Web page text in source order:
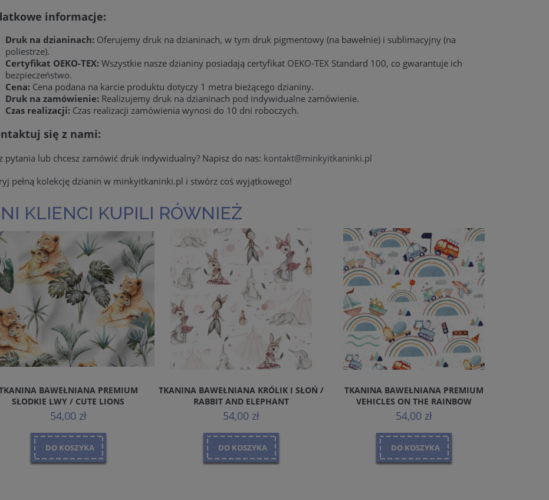
informacje:
Druk na dzianinach: Oferujemy druk na dzianinach, w tym druk pigmentowy (na bawełnie) i sublimacyjny (na
poliestrze).
Certyfikat OEKO-TEX: Wszystkie nasze dzianiny posiadają certyfikat OEKO-TEX Standard 100, co gwarantuje ich
bezpieczeństwo.
Cena: Cena podana na karcie produktu dotyczy 1 metra bieżącego dzianiny.
Druk na zamówienie: Realizujemy druk na dzianinach pod indywidualne zamówienie.
Czas realizacji: Czas realizacji zamówienia wynosi do 10 dni roboczych.
się z nami:
pytania lub chcesz zamówić druk indywidualny? Napisz do nas: kontakt@minkyitkaninki.pl
pełną kolekcję dzianin w minkyitkaninki.pl i stwórz coś wyjątkowego!
KLIENCI KUPILI RÓWNIEŻ
BAWEŁNIANA PREMIUM
SŁODKIE LWY / CUTE LIONS
54,00 zł
DO KOSZYKA
TKANINA BAWEŁNIANA KRÓLIK I SŁOŃ /
RABBIT AND ELEPHANT
54,00 zł
DO KOSZYKA
TKANINA BAWEŁNIANA PREMIUM
VEHICLES ON THE RAINBOW
54,00 zł
DO KOSZYKA